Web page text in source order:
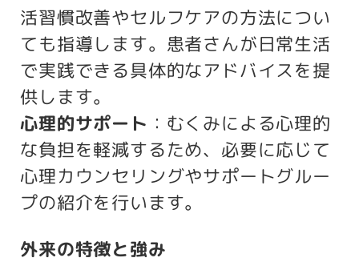
活習慣改善やセルフケアの方法につい
ても指導します。患者さんが日常生活
で実践できる具体的なアドバイスを提
供します。
心理的サポート ：むくみによる心理的
な負担を軽減するため、必要に応じて
心理カウンセリングやサポートグルー
プの紹介を行います。
外来の特徴と強み